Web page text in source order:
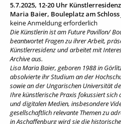
5.7.2025, 12-20 Uhr
Maria Baier, Bouleplatz am
keine Anmeldung erforderlich
Die Künstlerin ist am Future Pavillon/
beantwortet Fragen zu ihrer Arbeit,
Künstlerresidenz und arbeitet mit
Archive aus.
Lisa Maria Baier, geboren 1988 in
absolvierte ihr Studium an der
sowie an der Ungarischen Universität
Ihre künstlerische Praxis fokussiert
und digitalen Medien, insbesondere
gesellschaftlich relevante Themen zu
in Aschaffenburg wird sie die